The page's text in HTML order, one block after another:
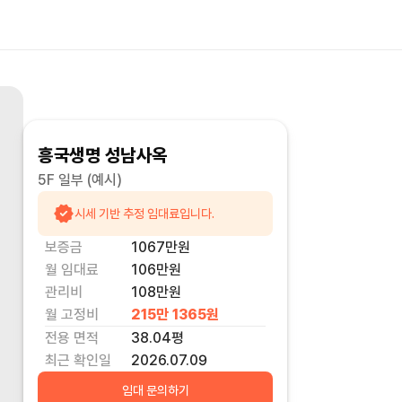
흥국생명 성남사옥
5F 일부 (예시)
시세 기반 추정 임대료입니다.
보증금 1067만원
월 임대료
106만원
관리비
108만원
월 고정비
215만 1365원
전용 면적
38.04평
최근 확인일
2026.07.09
임대 문의하기